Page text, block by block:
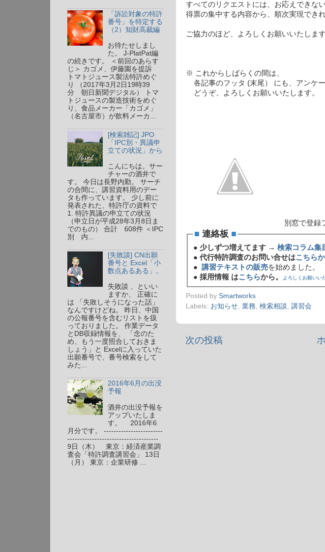
すべてのリクエストには、お応えできな
得票の集中する内容から、順次実現でき
ご協力のほど、よろしくお願いいたします
※ これからしばらくの間は、
各記事のフッタ (末尾） にも、アンケ
どうぞ、よろしくお願いいたします。
別窓で登録
■連絡板 ■
● 少しずつ増えてます →検索コラム集
●代行特許調査のお問い合せはこちら
●講習テキストの販売を始めました。
●採用情報 はこちらから。 よろしくお願いい
Posted by Smartworks
Labels: お知らせ, 業務, 検索相談, 講習会
次の投稿
「訴訟対象の特許
番号」を特定する
（2）知財高裁編
お待たせしまし
た。 J-PlatPat編
の続きです。 ＜前回のあらす
じ＞ カゴメ、伊藤園を提訴
トマトジュース製法特許めぐ
り （2017年3月2日19時39
分 朝日新聞デジタル） トマ
トジュースの製造技術をめぐ
り、食品メーカー「カゴメ」
（名古屋市）が飲料メーカ...
[検索雑記] JPO
「IPC別・異議申
立ての状況」から
こんにちは。サー
チャーの酒井で
す。 今日は長野内勤。 サーチ
の合間に、講習資料用のデー
タも作っています。 少し前に
発表された、特許庁の資料で
1. 特許異議の申立ての状況
（申立日が平成28年3月8日ま
でのもの） 合計 608件 ＜IPC
別 内...
[失敗談] CN出願
番号と Excel「小
数点あるある」。
失敗談 、といい
ますか、 正確に
は 「失敗しそうになった話」
なんですけどね。 昨日、中国
の公報番号を含むリストを扱
っておりました。 作業データ
とDB収録情報を、 「念のた
め、もう一度照合しておきま
しょう」と Excelに入っていた
出願番号で、番号検索をして
みた...
2016年6月の出没
予報
酒井の出没予報を
アップいたしま
す。 2016年6
月分です。 ------------------------
-------------------------------------
9日（木） 東京：経済産業調
査会「特許調査講習会」 13日
（月） 東京：企業研修 ...